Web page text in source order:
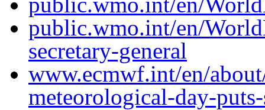
public.wmo.int/en/
secretary-general
www.ecmwf.int/en/
meteorological-day-